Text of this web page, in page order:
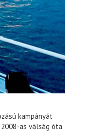
kampányát
as válság óta